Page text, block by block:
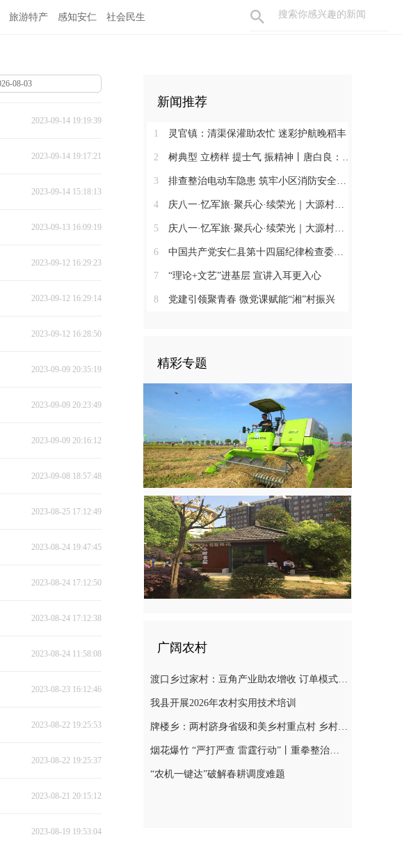
旅游特产 感知安仁 社会民生
2023-09-14 19:19:39
2023-09-14 19:17:21
2023-09-14 15:18:13
2023-09-13 16:09:19
2023-09-12 16:29:23
2023-09-12 16:29:14
2023-09-12 16:28:50
2023-09-09 20:35:19
2023-09-09 20:23:49
2023-09-09 20:16:12
2023-09-08 18:57:48
2023-08-25 17:12:49
2023-08-24 19:47:45
2023-08-24 17:12:50
2023-08-24 17:12:38
2023-08-24 11:58:08
2023-08-23 16:12:46
2023-08-22 19:25:53
2023-08-22 19:25:37
2023-08-21 20:15:12
2023-08-19 19:53:04
新闻推荐
1 灵官镇：清渠保灌助农忙 迷彩护航晚稻丰
2 树典型 立榜样 提士气 振精神丨唐白良：三十载丹心映党徽 一腔热血暖万家
3 排查整治电动车隐患 筑牢小区消防安全防线
4 庆八一·忆军旅·聚兵心·续荣光｜大源村退役军人共话初心
5 庆八一·忆军旅·聚兵心·续荣光｜大源村退役军人共话初心
6 中国共产党安仁县第十四届纪律检查委员会召开第一次全体会议
7 “理论+文艺”进基层 宣讲入耳更入心
8 党建引领聚青春 微党课赋能“湘”村振兴
精彩专题
广阔农村
渡口乡过家村：豆角产业助农增收 订单模式铺就致富路
我县开展2026年农村实用技术培训
牌楼乡：两村跻身省级和美乡村重点村 乡村振兴迎来“加速跑”
烟花爆竹 “严打严查 雷霆行动”丨重拳整治非法储存烟花爆竹 筑牢辖区安全防线
“农机一键达”破解春耕调度难题